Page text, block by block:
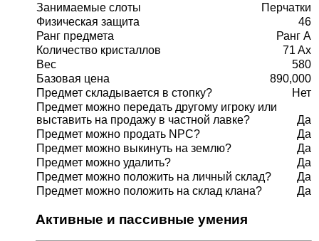
Занимаемые слоты
Перчатки
Физическая защита
46
Ранг предмета
Ранг A
Количество кристаллов
71 Ax
Вес
580
Базовая цена
890,000
Предмет складывается в стопку?
Нет
Предмет можно передать другому игроку или
выставить на продажу в частной лавке?
Да
Предмет можно продать NPC?
Да
Предмет можно выкинуть на землю?
Да
Предмет можно удалить?
Да
Предмет можно положить на личный склад?
Да
Предмет можно положить на склад клана?
Да
Активные и пассивные умения